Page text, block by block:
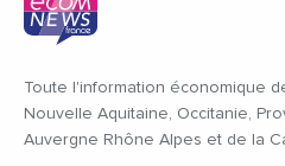
Toute l'information économique
Nouvelle Aquitaine, Occitanie,
Auvergne Rhône Alpes et de la